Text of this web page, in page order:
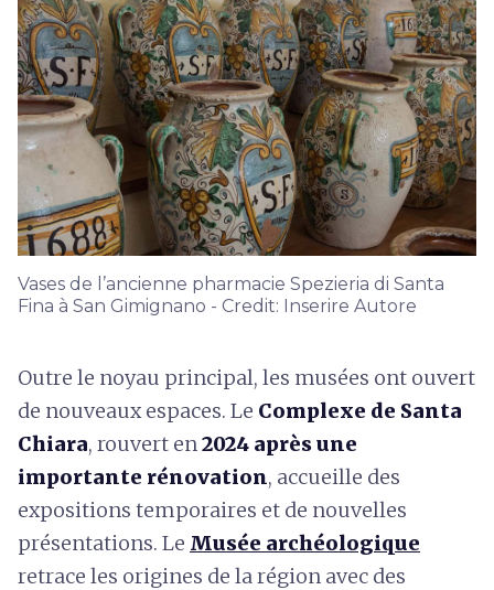
Vases de l’ancienne pharmacie Spezieria di Santa
Fina à San Gimignano - Credit: Inserire Autore
Outre le noyau principal, les musées ont ouvert
de nouveaux espaces. Le Complexe de Santa
Chiara, rouvert en2024 après une
importante rénovation, accueille des
expositions temporaires et de nouvelles
présentations. Le Musée archéologique
retrace les origines de la région avec des